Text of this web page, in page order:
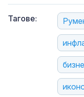
Тагове: